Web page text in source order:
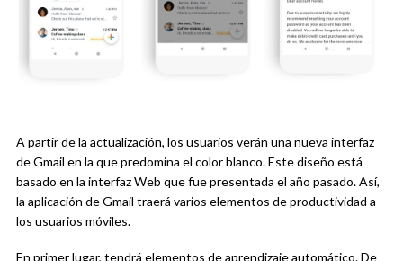
A partir de la actualización, los usuarios verán una nueva interfaz
de Gmail en la que predomina el color blanco. Este diseño está
basado en la interfaz Web que fue presentada el año pasado. Así,
la aplicación de Gmail traerá varios elementos de productividad a
los usuarios móviles.
En primer lugar, tendrá elementos de aprendizaje automático. De